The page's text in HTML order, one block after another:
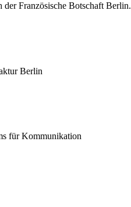
Französische Botschaft Berlin.
Berlin
für Kommunikation